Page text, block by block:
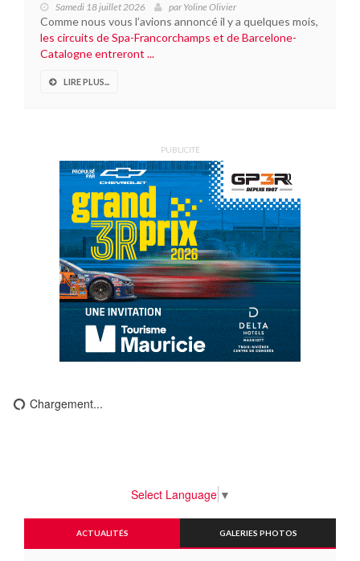
Samedi 18 juillet 2026 par Yoline Olivier
Comme nous vous l’avions annoncé il y a quelques mois,
les circuits de Spa-Francorchamps et de Barcelone-
Catalogne entreront ...
LIRE PLUS...
PUBLICITÉ
Chargement...
Select Language ▼
ACTUALITÉS GALERIES PHOTOS